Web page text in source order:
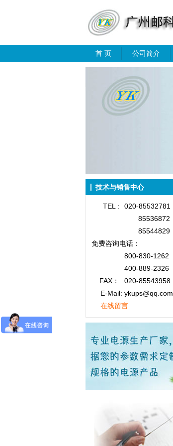
首 页 公司简介
技术与销售中心
TEL :
020-85532781
85536872
85544829
免费咨询电话：
800-830-1262
400-889-2326
FAX：
020-85543958
E-Mail: ykups@qq.com
在线留言